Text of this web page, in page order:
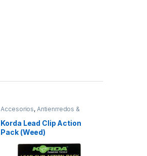
Accesorios, Antienrredos &
Korda Lead Clip Action
Pack (Weed)